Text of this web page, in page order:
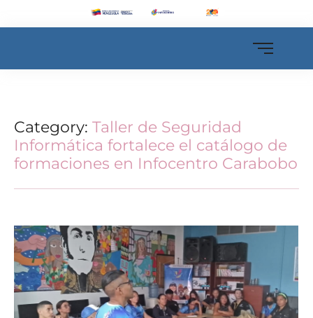
Category: Taller de Seguridad
Informática fortalece el catálogo de
formaciones en Infocentro Carabobo